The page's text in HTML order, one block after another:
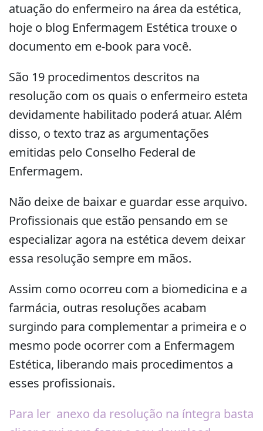
atuação do enfermeiro na área da estética,
hoje o blog Enfermagem Estética trouxe o
documento em e-book para você.
São 19 procedimentos descritos na
resolução com os quais o enfermeiro esteta
devidamente habilitado poderá atuar. Além
disso, o texto traz as argumentações
emitidas pelo Conselho Federal de
Enfermagem.
Não deixe de baixar e guardar esse arquivo.
Profissionais que estão pensando em se
especializar agora na estética devem deixar
essa resolução sempre em mãos.
Assim como ocorreu com a biomedicina e a
farmácia, outras resoluções acabam
surgindo para complementar a primeira e o
mesmo pode ocorrer com a Enfermagem
Estética, liberando mais procedimentos a
esses profissionais.
Para ler anexo da resolução na íntegra basta